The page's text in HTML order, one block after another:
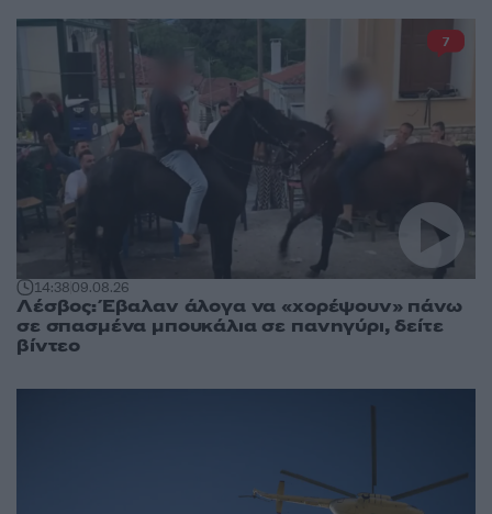
14:3809.08.26
Λέσβος: Έβαλαν άλογα να «χορέψουν» πάνω
σε σπασμένα μπουκάλια σε πανηγύρι, δείτε
βίντεο
7